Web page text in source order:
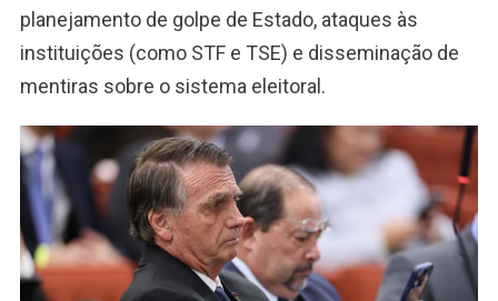
planejamento de golpe de Estado, ataques às
instituições (como STF e TSE) e disseminação de
mentiras sobre o sistema eleitoral.